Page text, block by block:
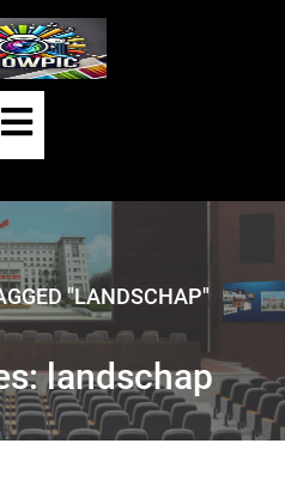
Open
Button
"LANDSCHAP"
landschap